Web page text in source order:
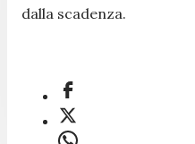
dalla scadenza.